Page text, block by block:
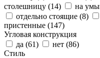
столешницу (14) на
отдельно стоящие (8)
пристенные (147)
Угловая конструкция
да (61) нет (86)
Стиль